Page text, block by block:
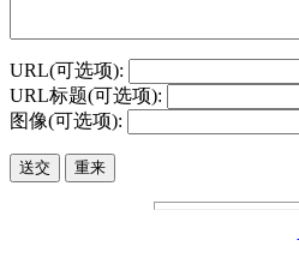
URL(可选项):
URL标题(可选项):
图像(可选项):